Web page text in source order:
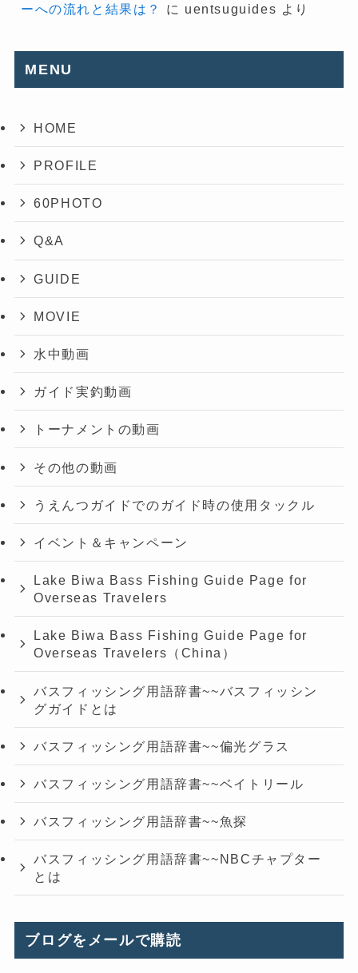
ーへの流れと結果は？
に uentsuguides より
MENU
HOME
PROFILE
60PHOTO
Q&A
GUIDE
MOVIE
水中動画
ガイド実釣動画
トーナメントの動画
その他の動画
うえんつガイドでのガイド時の使用タックル
イベント＆キャンペーン
Lake Biwa Bass Fishing Guide Page for
Overseas Travelers
Lake Biwa Bass Fishing Guide Page for
Overseas Travelers（China）
バスフィッシング用語辞書~~バスフィッシン
グガイドとは
バスフィッシング用語辞書~~偏光グラス
バスフィッシング用語辞書~~ベイトリール
バスフィッシング用語辞書~~魚探
バスフィッシング用語辞書~~NBCチャプター
とは
ブログをメールで購読